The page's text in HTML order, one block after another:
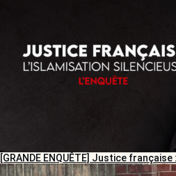
[GRANDE ENQUÊTE] Justice